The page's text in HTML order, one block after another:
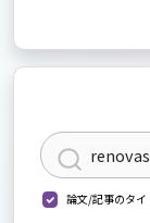
論文/記事のタイ